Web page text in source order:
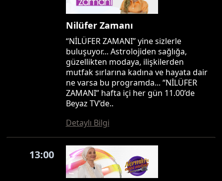
Nilüfer Zamanı
“NİLÜFER ZAMANI” yine sizlerle
buluşuyor... Astrolojiden sağlığa,
güzellikten modaya, ilişkilerden
mutfak sırlarına kadına ve hayata dair
ne varsa bu programda... “NİLÜFER
ZAMANI” hafta içi her gün 11.00’de
Beyaz TV’de..
Detaylı Bilgi
13:00